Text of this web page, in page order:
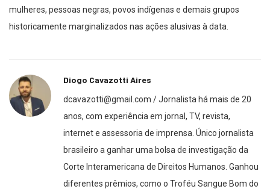
mulheres, pessoas negras, povos indígenas e demais grupos
historicamente marginalizados nas ações alusivas à data.
Diogo Cavazotti Aires
dcavazotti@gmail.com / Jornalista há mais de 20
anos, com experiência em jornal, TV, revista,
internet e assessoria de imprensa. Único jornalista
brasileiro a ganhar uma bolsa de investigação da
Corte Interamericana de Direitos Humanos. Ganhou
diferentes prêmios, como o Troféu Sangue Bom do